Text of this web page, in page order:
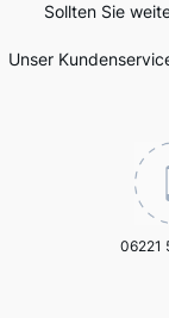
Sollten Sie
Unser
06221